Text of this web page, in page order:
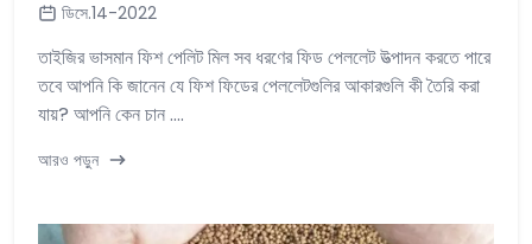
ডিসে.14-2022
তাইজির ভাসমান ফিশ পেলিট মিল সব ধরণের ফিড পেললেট উত্পাদন করতে পারে
তবে আপনি কি জানেন যে ফিশ ফিডের পেললেটগুলির আকারগুলি কী তৈরি করা
যায়? আপনি কেন চান ....
আরও পড়ুন